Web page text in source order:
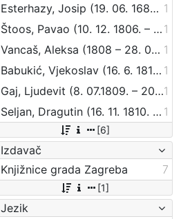
Esterhazy, Josip (19. 06. 1682. – 10. 05. 1748.) 1
Štoos, Pavao (10. 12. 1806. – 30. 3. 1862.) 1
Vancaš, Aleksa (1808 – 28. 04. 1884) 1
Babukić, Vjekoslav (16. 6. 1812. – 20. 12. 1875.) 1
Gaj, Ljudevit (8. 07.1809. – 20. 04.1872.)1
Seljan, Dragutin (16. 11. 1810. – 14. 6. 1848.) 1
[6]
Izdavač
Knjižnice grada Zagreba
7
[1]
Jezik